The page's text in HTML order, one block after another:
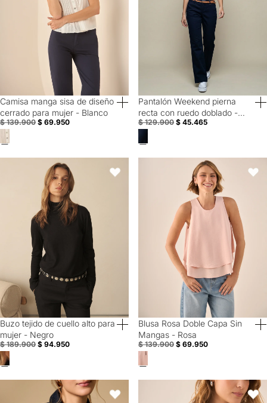
50% Off
Camisa manga sisa de diseño
cerrado para mujer - Blanco
$ 139.900 $ 69.950
Special Prices
Pantalón Weekend pierna
recta con ruedo doblado -
Azul
$ 129.900 $ 45.465
Buzo tejido de cuello alto para mujer - Negro
50% Off
Buzo tejido de cuello alto para
mujer - Negro
$ 189.900 $ 94.950
Favoritos
Blusa Rosa Doble Capa Sin
50% Off
Blusa Rosa Doble Capa Sin
Mangas - Rosa
$ 139.900 $ 69.950
Chaqueta de denim con aplicaciones de cristales - Azul
Favoritos
Camisa de diseño abierto para